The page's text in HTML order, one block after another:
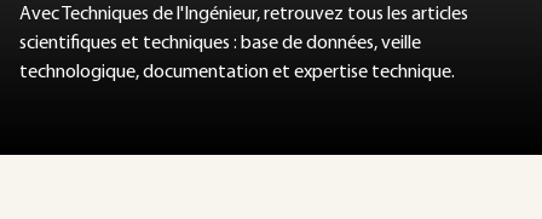
Avec Techniques de l'Ingénieur, retrouvez tous les articles
scientifiques et techniques : base de données, veille
technologique, documentation et expertise technique.